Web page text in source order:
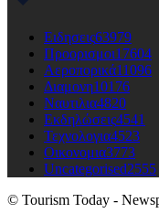
Ειδησεις63979
Προορισμοι17604
Αεροπορικά11096
Διαμονη10176
Ναυτιλια4820
Εκδηλώσεις4541
Τεχνολογια4523
Οικονομια3773
Uncategorised2555
© Tourism Today -